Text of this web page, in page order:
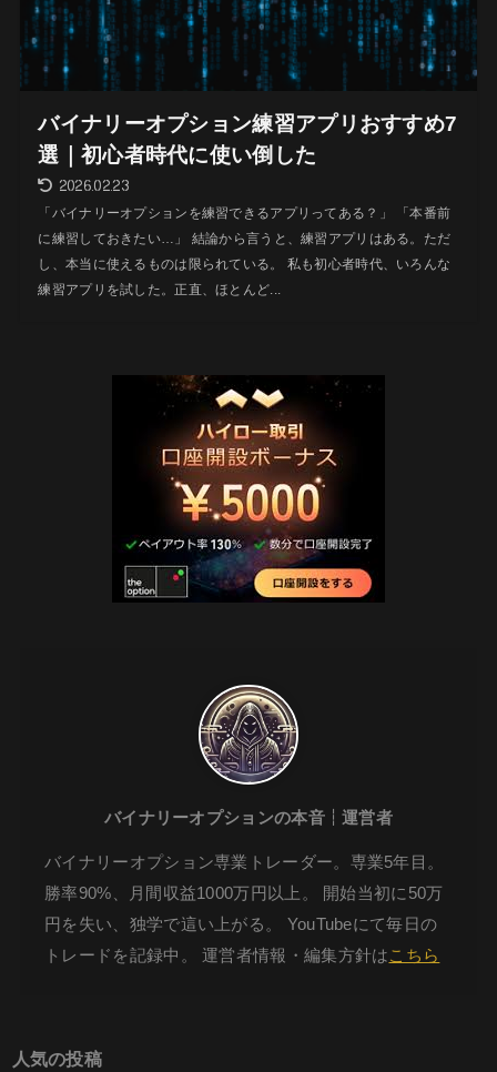
バイナリーオプション練習アプリおすすめ7
選｜初心者時代に使い倒した
2026.02.23
「バイナリーオプションを練習できるアプリってある？」 「本番前
に練習しておきたい…」 結論から言うと、練習アプリはある。ただ
し、本当に使えるものは限られている。 私も初心者時代、いろんな
練習アプリを試した。正直、ほとんど...
バイナリーオプションの本音┆運営者
バイナリーオプション専業トレーダー。専業5年目。
勝率90%、月間収益1000万円以上。 開始当初に50万
円を失い、独学で這い上がる。 YouTubeにて毎日の
トレードを記録中。 運営者情報・編集方針はこちら
人気の投稿